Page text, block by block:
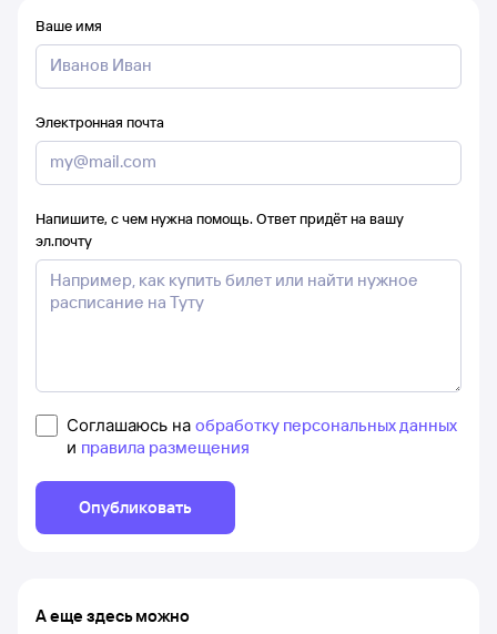
Ваше имя
Электронная почта
Напишите, с чем нужна помощь. Ответ придёт на вашу
эл.почту
Соглашаюсь на обработку персональных данных
и правила размещения
Опубликовать
А еще здесь можно